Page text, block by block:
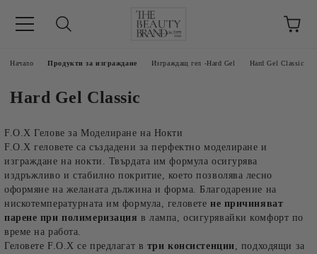
Начало Продукти за изграждане Изграждащ гел -Hard Gel Hard Gel Classic
Hard Gel Classic
F.O.X Гелове за Моделиране на Нокти
F.O.X геловете са създадени за перфектно моделиране и
изграждане на нокти. Твърдата им формула осигурява
издръжливо и стабилно покритие, което позволява лесно
оформяне на желаната дължина и форма. Благодарение на
нискотемпературната им формула, геловете не причиняват
парене при полимеризация в лампа, осигурявайки комфорт по
време на работа.
Геловете F.O.X се предлагат в три консистенции, подходящи за